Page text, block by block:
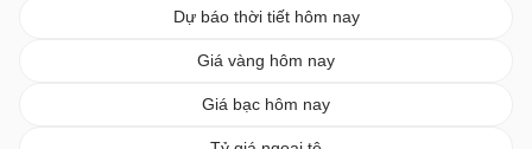
Dự báo thời tiết hôm nay
Giá vàng hôm nay
Giá bạc hôm nay